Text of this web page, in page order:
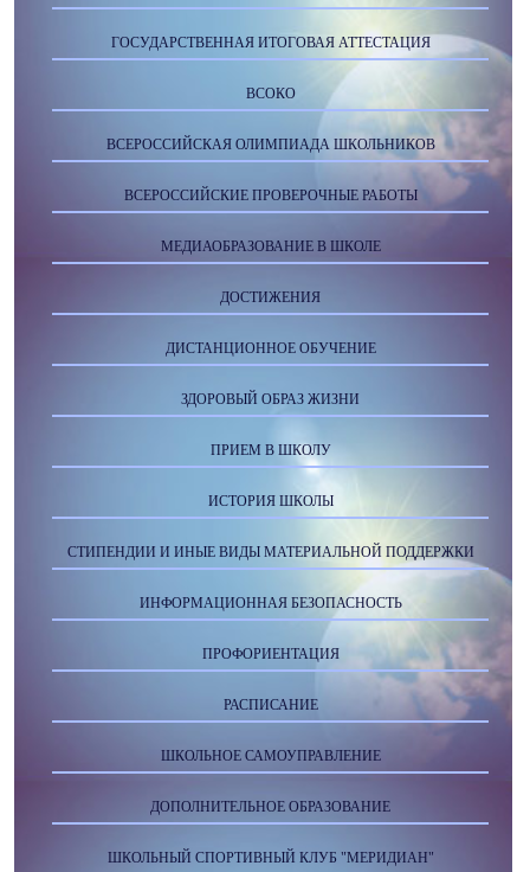
ГОСУДАРСТВЕННАЯ ИТОГОВАЯ АТТЕСТАЦИЯ
ВСОКО
ВСЕРОССИЙСКАЯ ОЛИМПИАДА ШКОЛЬНИКОВ
ВСЕРОССИЙСКИЕ ПРОВЕРОЧНЫЕ РАБОТЫ
МЕДИАОБРАЗОВАНИЕ В ШКОЛЕ
ДОСТИЖЕНИЯ
ДИСТАНЦИОННОЕ ОБУЧЕНИЕ
ЗДОРОВЫЙ ОБРАЗ ЖИЗНИ
ПРИЕМ В ШКОЛУ
ИСТОРИЯ ШКОЛЫ
СТИПЕНДИИ И ИНЫЕ ВИДЫ МАТЕРИАЛЬНОЙ ПОДДЕРЖКИ
ИНФОРМАЦИОННАЯ БЕЗОПАСНОСТЬ
ПРОФОРИЕНТАЦИЯ
РАСПИСАНИЕ
ШКОЛЬНОЕ САМОУПРАВЛЕНИЕ
ДОПОЛНИТЕЛЬНОЕ ОБРАЗОВАНИЕ
ШКОЛЬНЫЙ СПОРТИВНЫЙ КЛУБ "МЕРИДИАН"